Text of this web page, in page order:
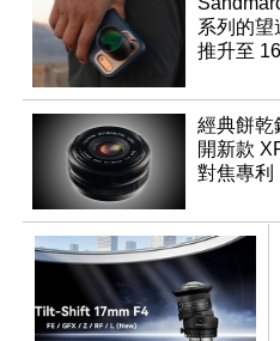
系列的望
推升至
經典餅乾
開新款
對焦專利